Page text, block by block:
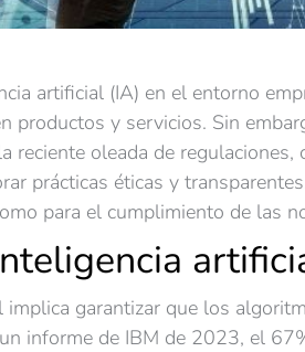
artificial (IA) en el entorno
productos y servicios. Sin
reciente oleada de
prácticas éticas y
para el cumplimiento de las
inteligencia
implica garantizar que los
un informe de IBM de 2023, el